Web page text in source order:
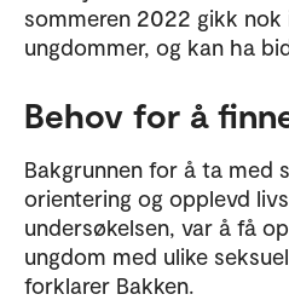
sommeren 2022 gikk nok
ungdommer, og kan ha
Behov for å
Bakgrunnen for å ta med
orientering og opplevd
undersøkelsen, var å få
ungdom med ulike
forklarer Bakken.